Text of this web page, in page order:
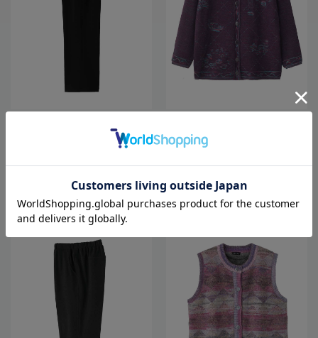
【あったか】【のびのび】裏起毛柔
らかレーヨンおしゃれパンツ股下6
5?／婦人用／レディース／シニア／
高齢者／ズボン／秋冬／名前が書け
ポケット／お出かけ／おしゃれ／ギ
フト／プレゼント【CF】
円 （税込）
【前開き】【あったか】もちもち丸
婦人用／レディース／高齢者／シニ
ア／自宅で洗える／洗濯機OK／ゆっ
たり／名前記入欄付／おしゃれ／お
出かけ／ギフト／プレゼント【CF】
価格 4,378 円 （税込）